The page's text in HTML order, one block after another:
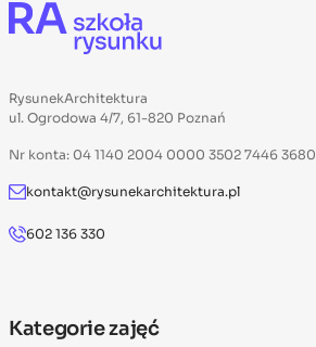
RysunekArchitektura
ul. Ogrodowa 4/7, 61-820 Poznań
Nr konta: 04 1140 2004 0000 3502 7446 3680
kontakt@rysunekarchitektura.pl
602 136 330
Kategorie zajęć